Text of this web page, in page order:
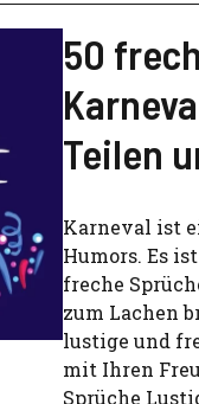
50
Teilen
Karneval ist
Humors. Es
freche
zum Lachen
lustige und
mit Ihren
Sprüche